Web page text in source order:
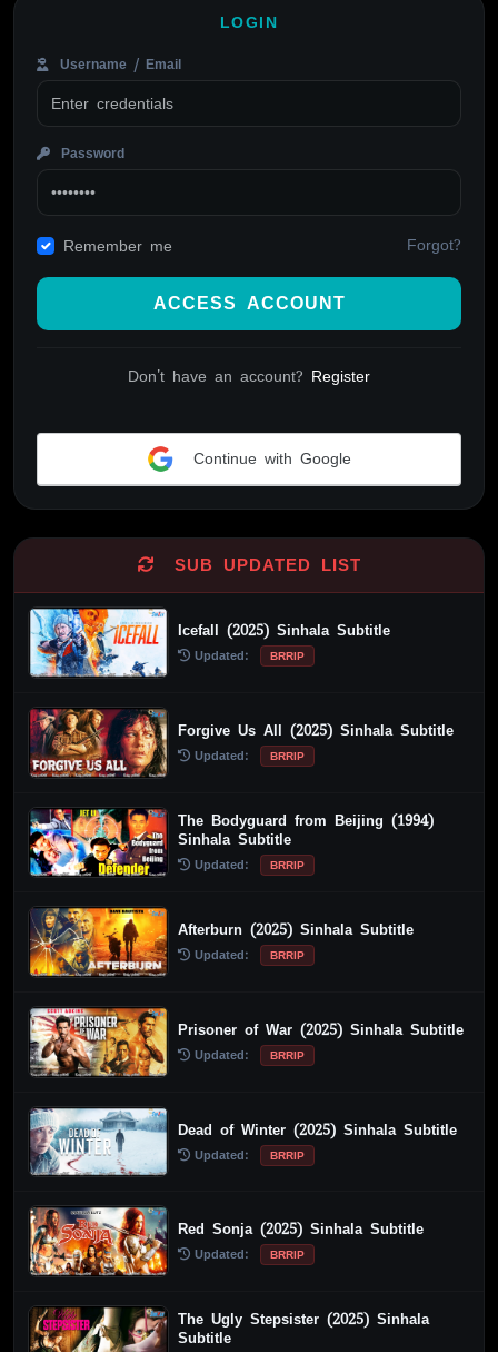
LOGIN
Username / Email
Password
Remember me Forgot?
ACCESS ACCOUNT
Don't have an account? Register
Continue with Google
SUB UPDATED LIST
Icefall (2025) Sinhala Subtitle
Updated: BRRIP
Forgive Us All (2025) Sinhala Subtitle
Updated: BRRIP
The Bodyguard from Beijing (1994)
Sinhala Subtitle
Updated: BRRIP
Afterburn (2025) Sinhala Subtitle
Updated: BRRIP
Prisoner of War (2025) Sinhala Subtitle
Updated: BRRIP
Dead of Winter (2025) Sinhala Subtitle
Updated: BRRIP
Red Sonja (2025) Sinhala Subtitle
Updated: BRRIP
The Ugly Stepsister (2025) Sinhala
Subtitle